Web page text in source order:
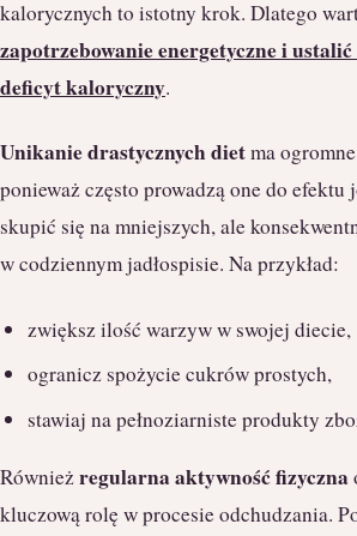
kalorycznych to istotny krok. Dlatego
zapotrzebowanie energetyczne i
deficyt kaloryczny.
Unikanie drastycznych dietma
ponieważ często prowadzą one do efektu
skupić się na mniejszych, ale
w codziennym jadłospisie. Na przykład:
zwiększ ilość warzyw w swojej diecie,
ogranicz spożycie cukrów prostych,
stawiaj na pełnoziarniste produkty
Równieżregularna aktywność fizyczna
kluczową rolę w procesie odchudzania.